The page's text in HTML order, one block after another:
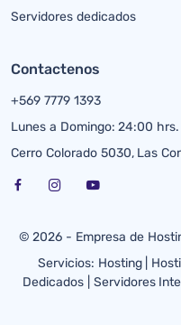
Servidores dedicados
Contactenos
+569 7779 1393
Lunes a Domingo: 24:00 hrs.
Cerro Colorado 5030, Las
© 2026 - Empresa de
Servicios: Hosting|
Dedicados| Servidores